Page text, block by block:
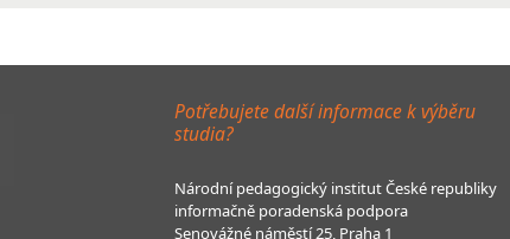
Potřebujete další informace k výběru
studia?
Národní pedagogický institut České republiky
informačně poradenská podpora
Senovážné náměstí 25, Praha 1